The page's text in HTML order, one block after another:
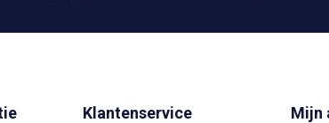
Klantenservice Mijn